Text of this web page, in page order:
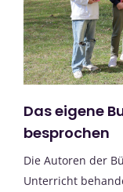
Das eigene
besprochen
Die Autoren der
Unterricht